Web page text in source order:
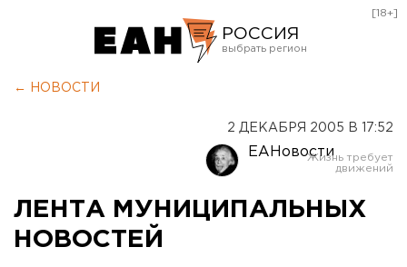
РОССИЯ
Оренбург
[18+]
← НОВОСТИ
2 ДЕКАБРЯ 2005 В 17:52
ЕАНовости
ЛЕНТА МУНИЦИПАЛЬНЫХ
НОВОСТЕЙ